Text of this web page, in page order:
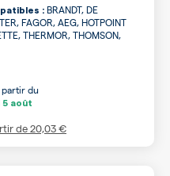
: BRANDT, DE
FAGOR, AEG, HOTPOINT
THERMOR, THOMSON,
du
5 août
de20,03 €